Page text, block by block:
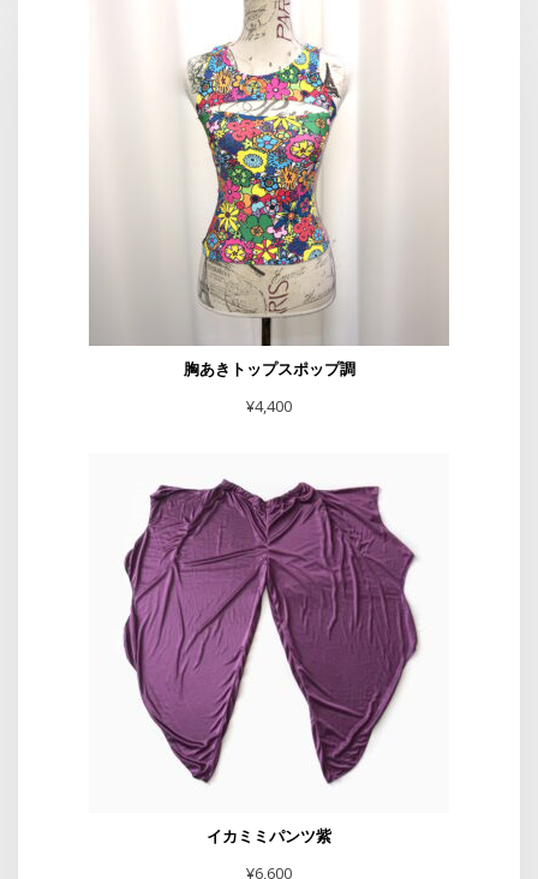
胸あきトップスポップ調
¥4,400
イカミミパンツ紫
¥6,600